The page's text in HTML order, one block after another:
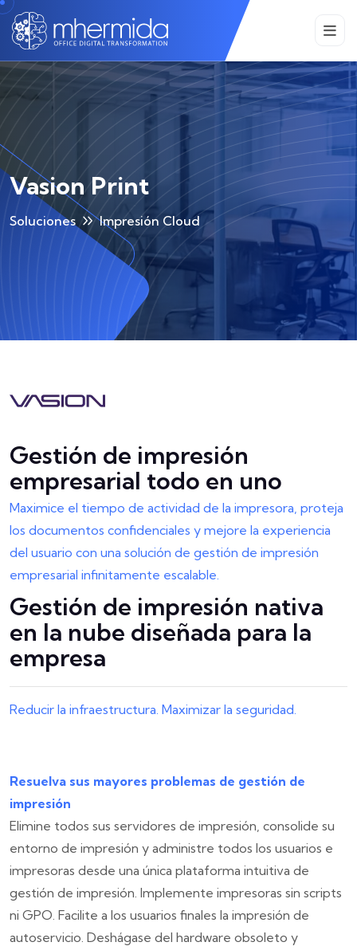
Vasion Print
Soluciones Impresión Cloud
Gestión de impresión
empresarial todo en uno
Maximice el tiempo de actividad de la impresora, proteja
los documentos confidenciales y mejore la experiencia
del usuario con una solución de gestión de impresión
empresarial infinitamente escalable.
Gestión de impresión nativa
en la nube diseñada para la
empresa
Reducir la infraestructura. Maximizar la seguridad.
Resuelva sus mayores problemas de gestión de
impresión
Elimine todos sus servidores de impresión, consolide su
entorno de impresión y administre todos los usuarios e
impresoras desde una única plataforma intuitiva de
gestión de impresión. Implemente impresoras sin scripts
ni GPO. Facilite a los usuarios finales la impresión de
autoservicio. Deshágase del hardware obsoleto y